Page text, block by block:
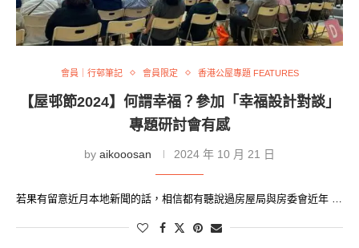
會員｜行邨筆記 會員限定 香港公屋專題 FEATURES
【屋邨節2024】何謂幸福？參加「幸福設計對談」
專題研討會有感
by aikooosan 2024 年 10 月 21 日
若果有留意近月本地新聞的話，相信都有聽說過房屋局與房委會近年 …